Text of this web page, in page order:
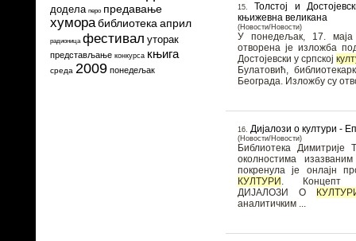
додела перо предавање
хуморабиблиотека април
радионица фестивал уторак
представљање конкурса књига
среда 2009 понедељак
15. Толстој и
књижевна великана
(Новости/Новости)
У понедељак, 17. маја
отворена је изложба
Достојевски у српској
Булатовић,
Београда. Изложбу су
16. Дијалози о култури -
(Новости/Новости)
Библиотека Димитрије
околностима
покренула је онлајн
КУЛТУРИ
ДИЈАЛОЗИ О
аналитичким ...